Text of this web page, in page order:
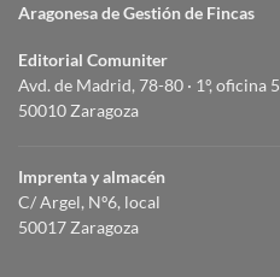
Aragonesa de Gestión de Fincas
Editorial Comuniter
Avd. de Madrid, 78-80 · 1º, oficina 5
50010 Zaragoza
Imprenta y almacén
C/ Argel, Nº6, local
50017 Zaragoza